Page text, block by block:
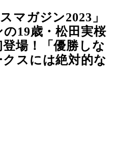
マガジン2023」
19歳・松田実桜
場！「優勝しな
スには絶対的な